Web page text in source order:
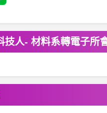
技人- 材料系轉電子所